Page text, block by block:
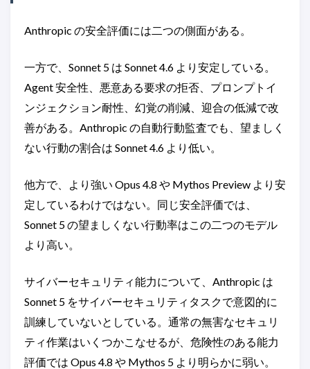
Anthropic の安全評価には二つの側面がある。
一方で、Sonnet 5 は Sonnet 4.6 より安定している。
Agent 安全性、悪意ある要求の拒否、プロンプトイ
ンジェクション耐性、幻覚の削減、迎合の低減で改
善がある。Anthropic の自動行動監査でも、望ましく
ない行動の割合は Sonnet 4.6 より低い。
他方で、より強い Opus 4.8 や Mythos Preview より安
定しているわけではない。同じ安全評価では、
Sonnet 5 の望ましくない行動率はこの二つのモデル
より高い。
サイバーセキュリティ能力について、Anthropic は
Sonnet 5 をサイバーセキュリティタスクで意図的に
訓練していないとしている。通常の無害なセキュリ
ティ作業はいくつかこなせるが、危険性のある能力
評価では Opus 4.8 や Mythos 5 より明らかに弱い。